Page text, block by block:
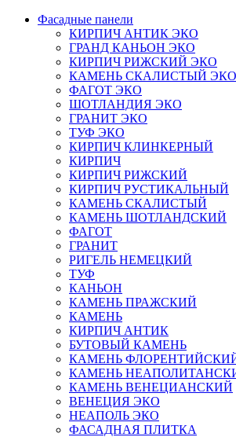
Фасадные панели
КИРПИЧ АНТИК ЭКО
ГРАНД КАНЬОН ЭКО
КИРПИЧ РИЖСКИЙ ЭКО
КАМЕНЬ СКАЛИСТЫЙ ЭКО
ФАГОТ ЭКО
ШОТЛАНДИЯ ЭКО
ГРАНИТ ЭКО
ТУФ ЭКО
КИРПИЧ КЛИНКЕРНЫЙ
КИРПИЧ
КИРПИЧ РИЖСКИЙ
КИРПИЧ РУСТИКАЛЬНЫЙ
КАМЕНЬ СКАЛИСТЫЙ
КАМЕНЬ ШОТЛАНДСКИЙ
ФАГОТ
ГРАНИТ
РИГЕЛЬ НЕМЕЦКИЙ
ТУФ
КАНЬОН
КАМЕНЬ ПРАЖСКИЙ
КАМЕНЬ
КИРПИЧ АНТИК
БУТОВЫЙ КАМЕНЬ
КАМЕНЬ
КАМЕНЬ
КАМЕНЬ ВЕНЕЦИАНСКИЙ
ВЕНЕЦИЯ ЭКО
НЕАПОЛЬ ЭКО
ФАСАДНАЯ ПЛИТКА